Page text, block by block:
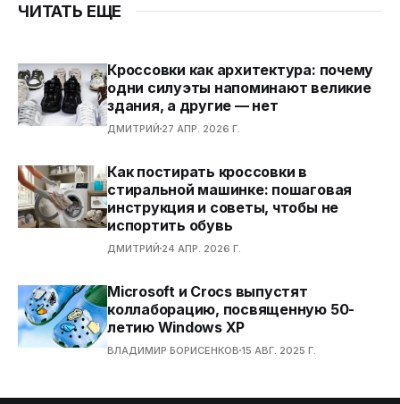
ЧИТАТЬ ЕЩЕ
Кроссовки как архитектура: почему
одни силуэты напоминают великие
здания, а другие — нет
ДМИТРИЙ 27 АПР. 2026 Г.
Как постирать кроссовки в
стиральной машинке: пошаговая
инструкция и советы, чтобы не
испортить обувь
ДМИТРИЙ 24 АПР. 2026 Г.
Microsoft и Crocs выпустят
коллаборацию, посвященную 50-
летию Windows XP
ВЛАДИМИР БОРИСЕНКОВ 15 АВГ. 2025 Г.